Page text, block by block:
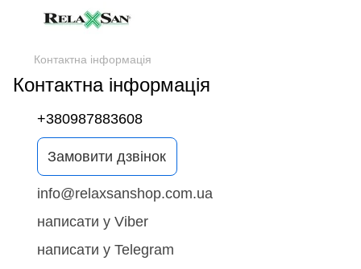
Контактна інформація
Контактна інформація
+380987883608
Замовити дзвінок
info@relaxsanshop.com.ua
написати у Viber
написати у Telegram